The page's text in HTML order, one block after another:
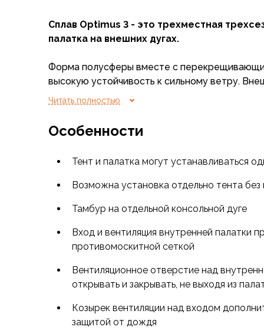
Беговые и спортивные
Пончо и дождевики
Куртки с синтетическим утеплителем
Жилеты
Брюки
Брюки софтшелл и ветрозащита
Брюки с синтетическим утеплителем
Беговые и спортивные
Шорты
Термофутболки
Термотрусы
Толстовки, худи
Футболки
Нижнее белье
Мужская обувь
Ботинки
Сплав Optimus 3 - это трехместная
палатка на внешних дугах.
Форма полусферы вместе с
высокую устойчивость к сильному ветру.
упрощает установку палатки во время дождя
Палатка универсальна и подойдет для любого
Читать полностью
Особенности
Тент и палатка могут устанавливаться
Возможна установка отдельно тента без
Тамбур на отдельной консольной дуге
Вход и вентиляция внутренней палатки
противомоскитной сеткой
Вентиляционное отверстие над
открывать и закрывать, не выходя из
Козырек вентиляции над входом
защитой от дождя